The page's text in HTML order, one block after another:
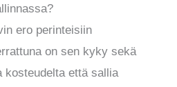
ero perinteisiin
on sen kyky sekä
kosteudelta että sallia